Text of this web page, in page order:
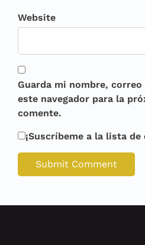
Website
Guarda mi nombre,
este navegador para la
comente.
¡Suscríbeme a la lista de